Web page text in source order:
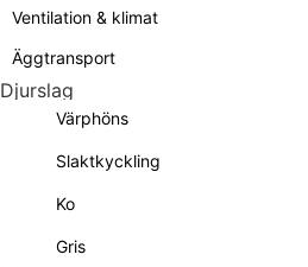
Ventilation & klimat
Äggtransport
Djurslag
Värphöns
Slaktkyckling
Ko
Gris